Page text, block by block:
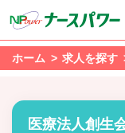
ホーム 求人を探す
医療法人創生